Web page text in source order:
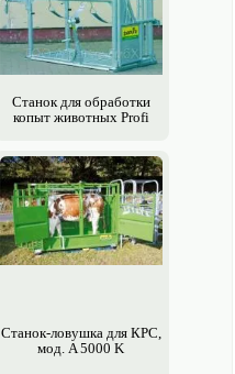
Станок для обработки
копыт животных Profi
Станок-ловушка для КРС,
мод. A 5000 K